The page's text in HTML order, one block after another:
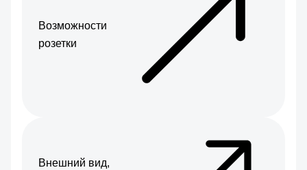
Возможности
розетки
Внешний вид,